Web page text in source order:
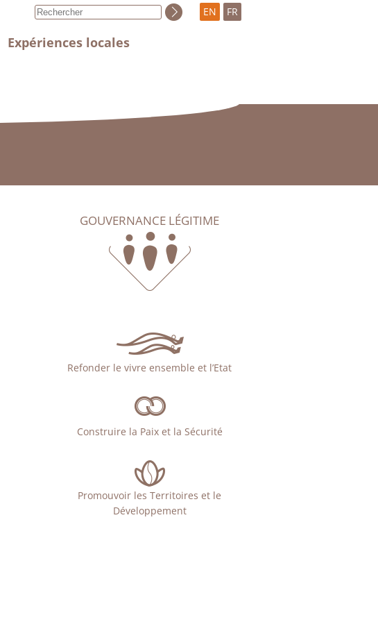
Expériences locales
EN FR
GOUVERNANCE LÉGITIME
Refonder le vivre ensemble et l’Etat
Construire la Paix et la Sécurité
Promouvoir les Territoires et le
Développement